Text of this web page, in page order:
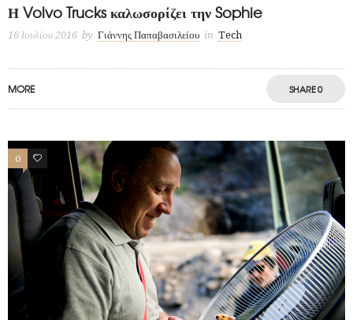
Η Volvo Trucks καλωσορίζει την Sophie
16 Ιουλίου 2016 by Γιάννης Παπαβασιλείου in Tech
MORE SHARE0
0 2